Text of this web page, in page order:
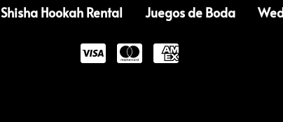
Shisha Hookah Rental Juegos de Boda